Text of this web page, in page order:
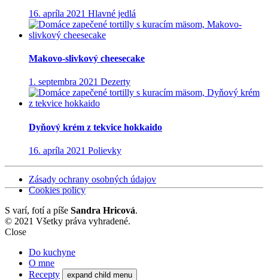
16. apríla 2021 Hlavné jedlá
Makovo-slivkový cheesecake
1. septembra 2021 Dezerty
Dyňový krém z tekvice hokkaido
16. apríla 2021 Polievky
Zásady ochrany osobných údajov
Cookies policy
S varí, fotí a píše Sandra Hricová.
© 2021 Všetky práva vyhradené.
Close
Do kuchyne
O mne
Recepty
expand child menu